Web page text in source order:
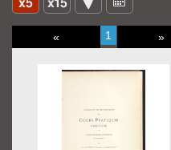
« 1 »